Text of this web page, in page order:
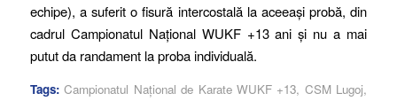
echipe), a suferit o fisură intercostală la aceeași probă, din
cadrul Campionatul Național WUKF +13 ani și nu a mai
putut da randament la proba individuală.
Tags: Campionatul Național de Karate WUKF +13, CSM Lugoj,